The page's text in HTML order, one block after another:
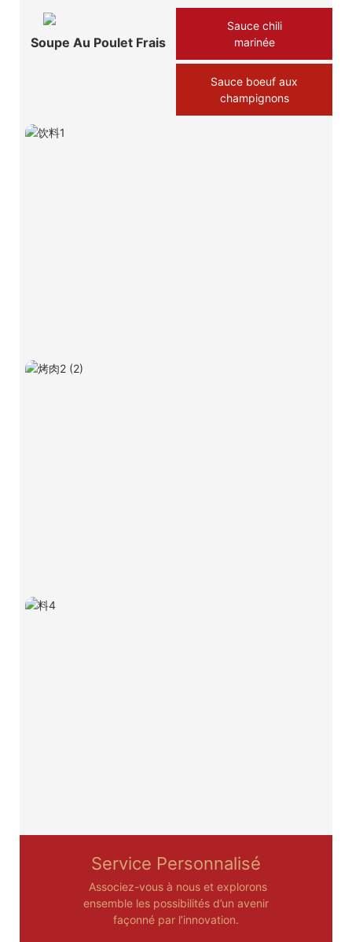
Soupe Au Poulet Frais
Sauce chili
marinée
Sauce boeuf aux
champignons
Service Personnalisé
Associez-vous à nous et explorons
ensemble les possibilités d’un avenir
façonné par l’innovation.